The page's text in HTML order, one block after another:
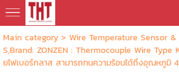
Main category> Wire Temperature Sensor
S,Brand: ZONZEN : Thermocouple Wire Type
ยไฟเบอร์กลาส สามารถทนความร้อนได้ถึงอุณหภูมิ